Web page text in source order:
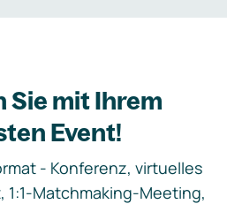
Sie mit Ihrem
Event!
- Konferenz, virtuelles
1:1-Matchmaking-Meeting,